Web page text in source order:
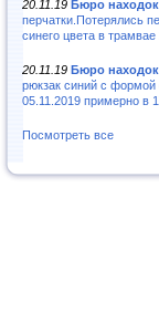
20.11.19 Бюро
перчатки.Потерялись
синего цвета в трамвае
20.11.19 Бюро
рюкзак синий с формой
05.11.2019 примерно в
Посмотреть все